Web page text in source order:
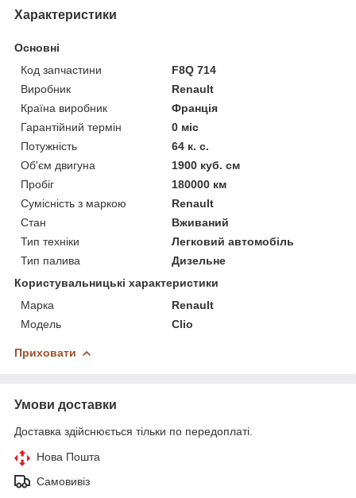
Характеристики
Основні
Код запчастини
F8Q 714
Виробник
Renault
Країна виробник
Франція
Гарантійний термін
0 міс
Потужність
64 к. с.
Об'єм двигуна
1900 куб. см
Пробіг
180000 км
Сумісність з маркою
Renault
Стан
Вживаний
Тип техніки
Легковий автомобіль
Тип палива
Дизельне
Користувальницькі характеристики
Марка
Renault
Модель
Clio
Приховати
Умови доставки
Доставка здійснюється тільки по передоплаті.
Нова Пошта
Самовивіз